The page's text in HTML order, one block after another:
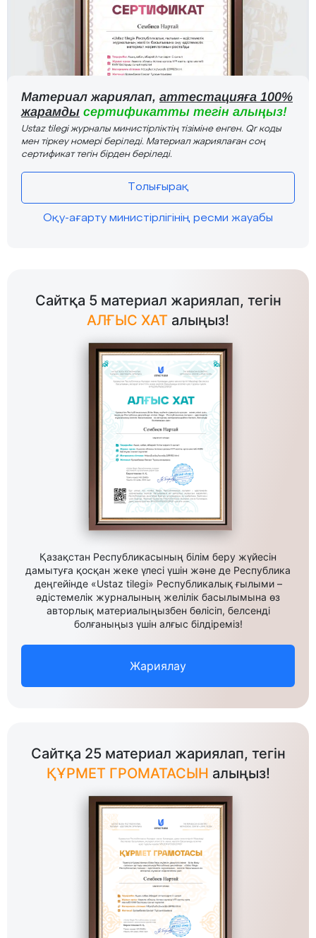
Материал жариялап, аттестацияға 100%
жарамды сертификатты тегін алыңыз!
Ustaz tilegi журналы министірліктің тізіміне енген. Qr коды
мен тіркеу номері беріледі. Материал жариялаған соң
сертификат тегін бірден беріледі.
Толығырақ
Оқу-ағарту министірлігінің ресми жауабы
Сайтқа 5 материал жариялап, тегін
АЛҒЫС ХАТ алыңыз!
Қазақстан Республикасының білім беру жүйесін
дамытуға қосқан жеке үлесі үшін және де Республика
деңгейінде «Ustaz tilegi» Республикалық ғылыми –
әдістемелік журналының желілік басылымына өз
авторлық материалыңызбен бөлісіп, белсенді
болғаныңыз үшін алғыс білдіреміз!
Жариялау
Сайтқа 25 материал жариялап, тегін
ҚҰРМЕТ ГРОМАТАСЫН алыңыз!